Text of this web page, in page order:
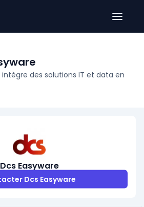
des solutions IT et data en
Dcs Easyware
Dcs Easyware